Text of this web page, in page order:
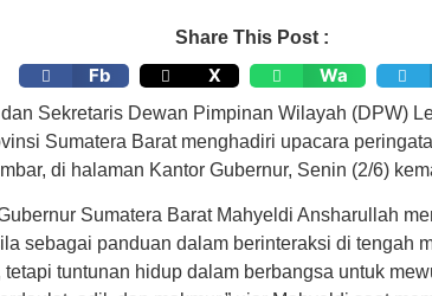
Share This Post :
Fb X Wa
Sekretaris Dewan Pimpinan Wilayah (DPW)
Sumatera Barat menghadiri upacara
di halaman Kantor Gubernur, Senin (2/6)
Sumatera Barat Mahyeldi Ansharullah
sebagai panduan dalam berinteraksi di tengah
tetapi tuntunan hidup dalam berbangsa untuk